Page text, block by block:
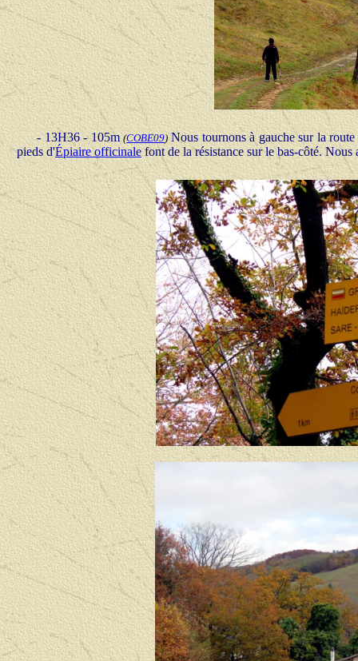
- 13H36 - 105m(COBE09) Nous tournons à gauche sur la
pieds d'Épiaire officinale font de la résistance sur le bas-côté.